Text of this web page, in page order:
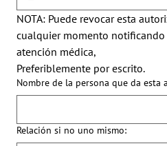
NOTA: Puede revocar esta
cualquier momento notificando
atención médica,
Preferiblemente por escrito.
Nombre de la persona que da esta
Relación si no uno mismo: